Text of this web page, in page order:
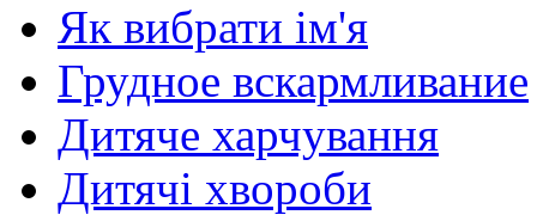
Як вибрати ім'я
Грудное вскармливание
Дитяче харчування
Дитячі хвороби